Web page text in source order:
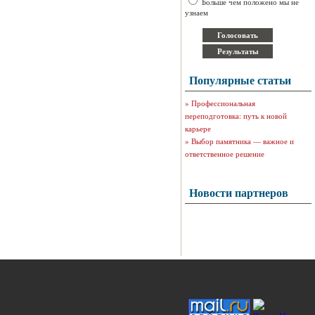
узнаем
Популярные статьи
» Профессиональная
переподготовка: путь к новой
карьере
» Выбор памятника — важное и
ответственное решение
Новости партнеров